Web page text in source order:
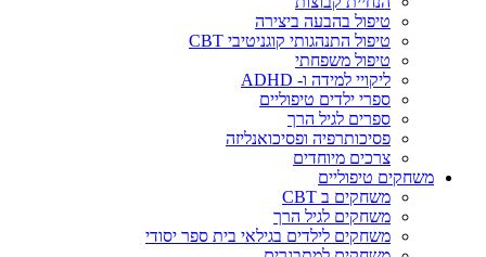
טיפול בהבעה ביצירה
טיפול התנהגותי קוגניטיבי CBT
טיפול משפחתי
ליקויי למידה ו- ADHD
ספרי ילדים טיפוליים
ספרים לגיל הרך
פסיכותרפיה ופסיכואנליזה
צרכים מיוחדים
משחקים טיפוליים
משחקים ב CBT
משחקים לגיל הרך
משחקים לילדים בגילאי בית ספר יסודי